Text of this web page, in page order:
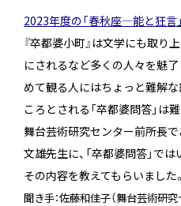
2023年度の「春秋座—能と狂言」
『卒都婆小町』は文学にも取り
にされるなど多くの人々を魅
めて観る人にはちょっと難解
ころとされる「卒都婆問答」は
舞台芸術研究センター前所長
文雄先生に、「卒都婆問答」で
その内容を教えてもらいました。
聞き手：佐藤和佳子（舞台芸術研究